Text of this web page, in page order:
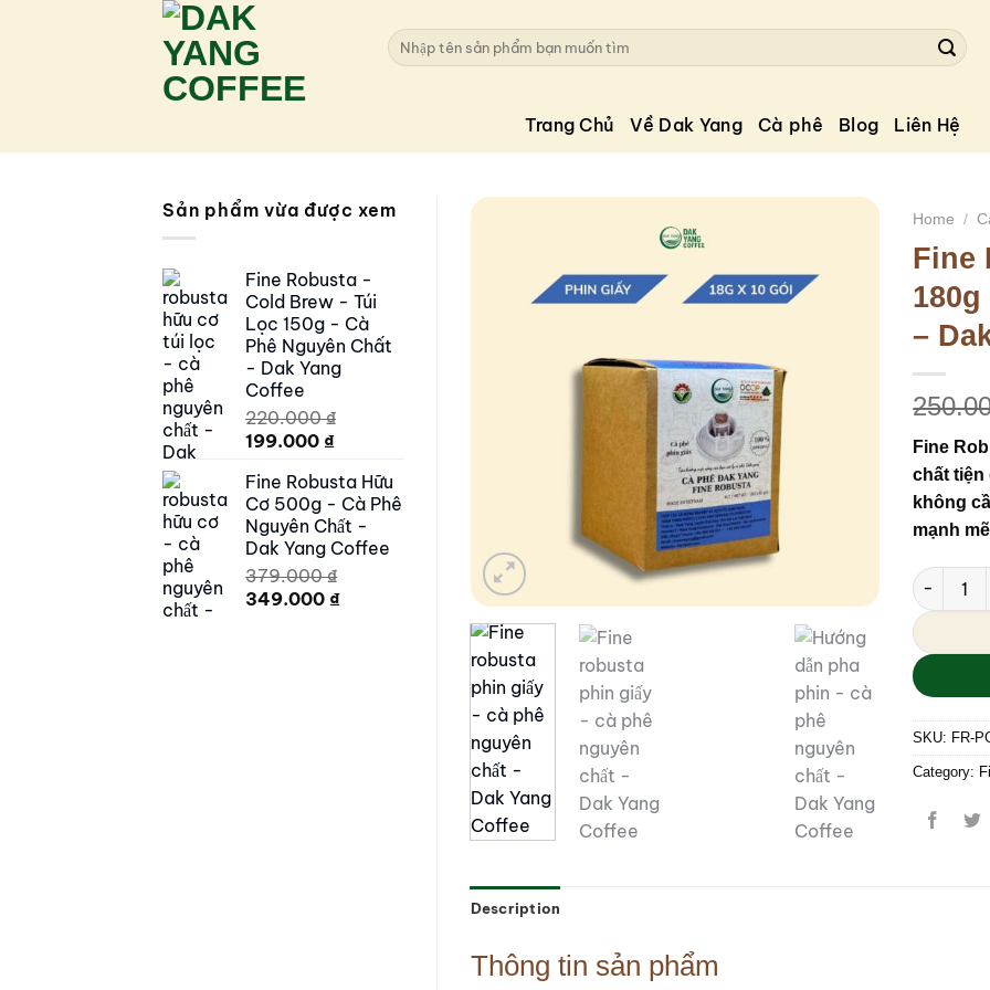
Search
for:
Trang Chủ Về Dak Yang Cà phê Blog Liên Hệ
Sản phẩm vừa được xem
Fine Robusta -
Cold Brew - Túi
Lọc 150g - Cà
Phê Nguyên Chất
- Dak Yang
Coffee
220.000₫
Original
was:
220.000 ₫.
199.000 ₫Current
is:
199.000 ₫.
Fine Robusta Hữu
Cơ 500g - Cà Phê
Nguyên Chất -
Dak Yang Coffee
379.000₫
Original
349.000 ₫Current
Home /
Fine
–
Fine
chất tiện
không
mạnh
Fine
SKU: FR-
Category:
Description
Thông tin sản phẩm